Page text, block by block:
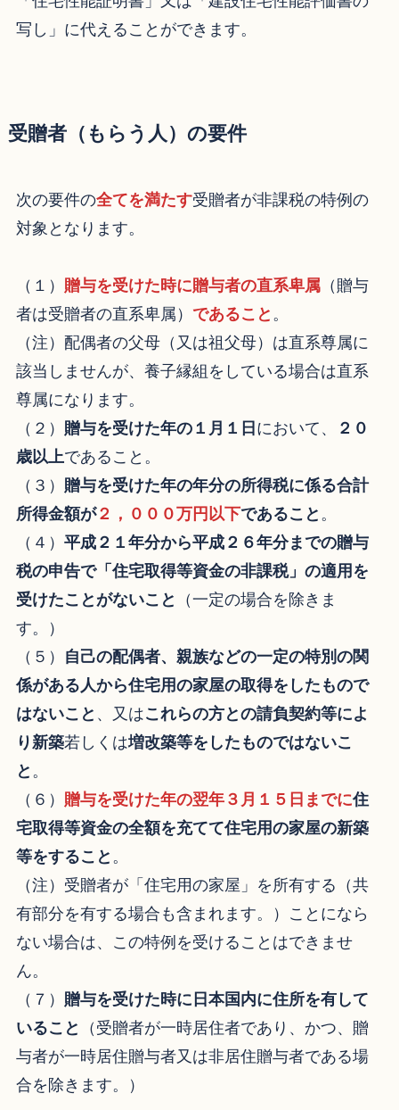
写し」に代えることができます。
受贈者（もらう人）の要件
次の要件の全てを満たす受贈者が非課税の特例の
対象となります。
（１） 贈与を受けた時に贈与者の直系卑属（贈与
者は受贈者の直系卑属） であること 。
（注）配偶者の父母（又は祖父母）は直系尊属に
該当しませんが、養子縁組をしている場合は直系
尊属になります。
（２） 贈与を受けた年の１月１日 において、
２０
歳以上であること。
（３） 贈与を受けた年の年分の所得税に係る合計
所得金額が２，０００万円以下であること 。
（４） 平成２１年分から平成２６年分までの贈与
税の申告で「住宅取得等資金の非課税」の適用を
受けたことがないこと
（一定の場合を除きま
す。）
（５）
自己の配偶者、親族などの一定の特別の関
係がある人から住宅用の家屋の取得をしたもので
はないこと 、又はこれらの方との請負契約等によ
り新築若しくは増改築等をしたものではないこ
と 。
（６） 贈与を受けた年の翌年３月１５日までに住
宅取得等資金の全額を充てて住宅用の家屋の新築
等をすること 。
（注）受贈者が「住宅用の家屋」を所有する（共
有部分を有する場合も含まれます。）ことになら
ない場合は、この特例を受けることはできませ
ん。
（７） 贈与を受けた時に日本国内に住所を有して
いること
（受贈者が一時居住者であり、かつ、贈
与者が一時居住贈与者又は非居住贈与者である場
合を除きます。）